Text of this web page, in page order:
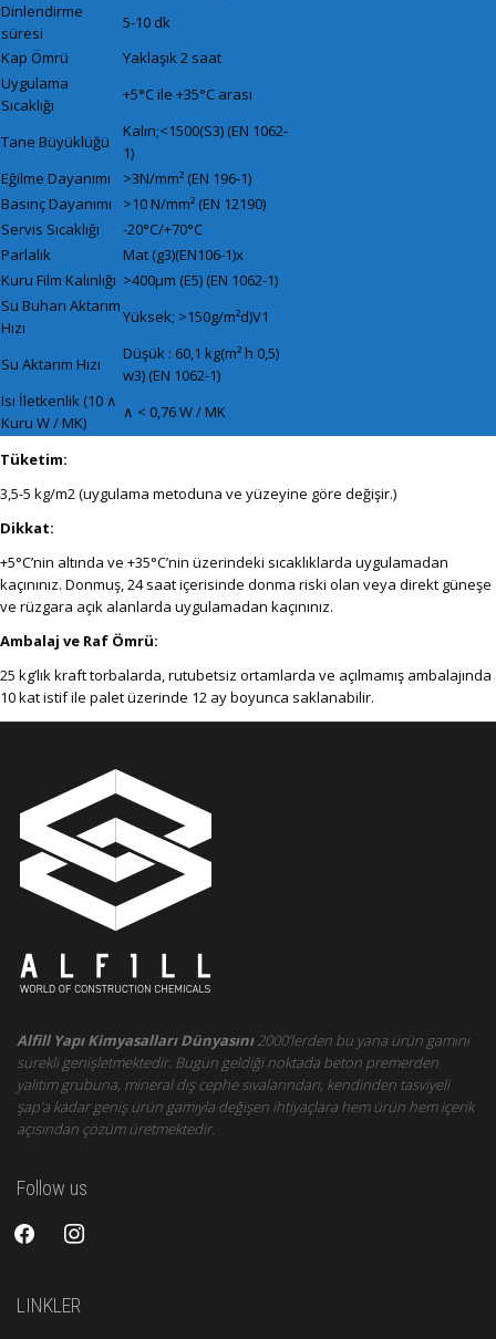
Dinlendirme
süresi
5-10 dk
Kap Ömrü
Yaklaşık 2 saat
Uygulama
Sıcaklığı
+5°C ile +35°C arası
Tane Büyüklüğü
Kalın;<1500(S3) (EN 1062-
1)
Eğilme Dayanımı
>3N/mm² (EN 196-1)
Basınç Dayanımı
>10 N/mm² (EN 12190)
Servis Sıcaklığı
-20°C/+70°C
Parlalık
Mat (g3)(EN106-1)x
Kuru Film Kalınlığı >400μm (E5) (EN 1062-1)
Su Buharı Aktarım
Hızı
Yüksek; >150g/m²d)V1
Su Aktarım Hızı
Düşük : 60,1 kg(m² h 0,5)
w3) (EN 1062-1)
Isı İletkenlik (10 ∧
Kuru W / MK)
∧ < 0,76 W / MK
Tüketim:
3,5-5 kg/m2 (uygulama metoduna ve yüzeyine göre değişir.)
Dikkat:
+5°C’nin altında ve +35°C’nin üzerindeki sıcaklıklarda uygulamadan
kaçınınız. Donmuş, 24 saat içerisinde donma riski olan veya direkt güneşe
ve rüzgara açık alanlarda uygulamadan kaçınınız.
Ambalaj ve Raf Ömrü:
25 kg’lık kraft torbalarda, rutubetsiz ortamlarda ve açılmamış ambalajında
10 kat istif ile palet üzerinde 12 ay boyunca saklanabilir.
Alfill Yapı Kimyasalları Dünyasını2000’lerden bu yana ürün gamını
sürekli genişletmektedir. Bugün geldiği noktada beton premerden
yalıtım grubuna, mineral dış cephe sıvalarından, kendinden tasviyeli
şap’a kadar geniş ürün gamıyla değişen ihtiyaçlara hem ürün hem içerik
açısından çözüm üretmektedir.
Follow us
facebookinstagram
LINKLER